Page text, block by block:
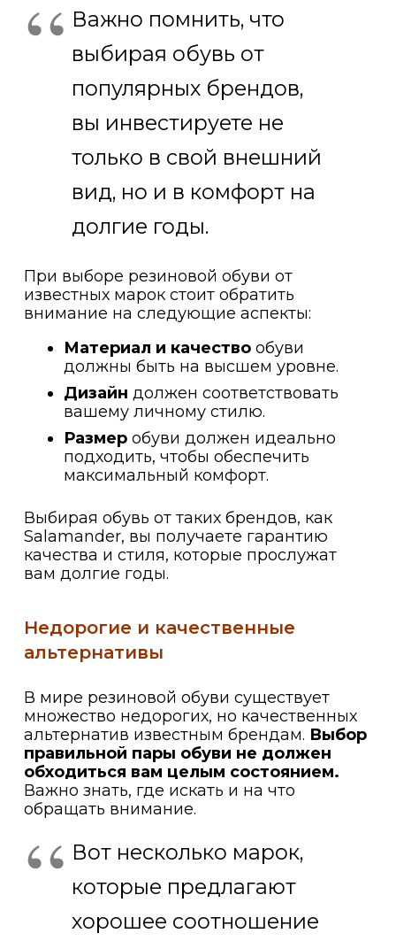
Важно помнить, что
выбирая обувь от
популярных брендов,
вы инвестируете не
только в свой внешний
вид, но и в комфорт на
долгие годы.
При выборе резиновой обуви от
известных марок стоит обратить
внимание на следующие аспекты:
Материал и качество обуви
должны быть на высшем уровне.
Дизайн должен соответствовать
вашему личному стилю.
Размер обуви должен идеально
подходить, чтобы обеспечить
максимальный комфорт.
Выбирая обувь от таких брендов, как
Salamander, вы получаете гарантию
качества и стиля, которые прослужат
вам долгие годы.
Недорогие и качественные
альтернативы
В мире резиновой обуви существует
множество недорогих, но качественных
альтернатив известным брендам. Выбор
правильной пары обуви не должен
обходиться вам целым состоянием.
Важно знать, где искать и на что
обращать внимание.
Вот несколько марок,
которые предлагают
хорошее соотношение